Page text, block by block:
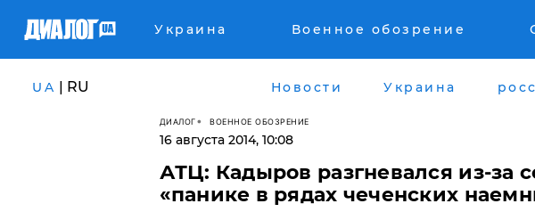
Украина Военное обозрение
UA | RU Новости Украина
ДИАЛОГ ВОЕННОЕ ОБОЗРЕНИЕ
16 августа 2014, 10:08
АТЦ: Кадыров разгневался из-за
«панике в рядах чеченских